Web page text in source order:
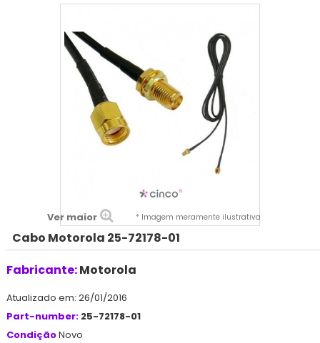
Ver maior * Imagem meramente ilustrativa
Cabo Motorola 25-72178-01
Fabricante:Motorola
Atualizado em: 26/01/2016
Part-number: 25-72178-01
CondiçãoNovo